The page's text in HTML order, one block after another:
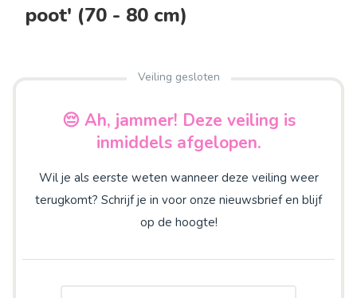
poot' (70 - 80 cm)
Veiling gesloten
😔 Ah, jammer! Deze veiling is
inmiddels afgelopen.
Wil je als eerste weten wanneer deze veiling weer
terugkomt? Schrijf je in voor onze nieuwsbrief en blijf
op de hoogte!